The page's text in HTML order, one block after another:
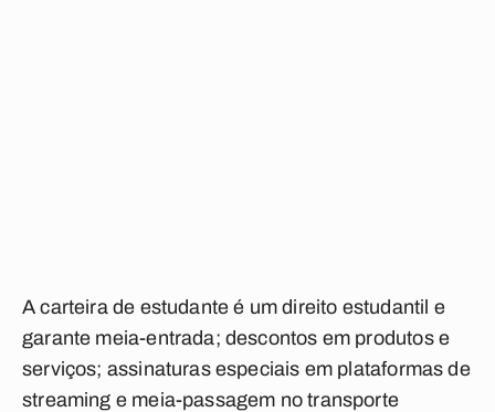
A carteira de estudante é um direito estudantil e
garante meia-entrada; descontos em produtos e
serviços; assinaturas especiais em plataformas de
streaming e meia-passagem no transporte